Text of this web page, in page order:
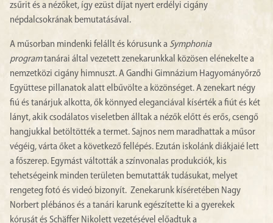
zsűrit és a nézőket, így ezüst díjat nyert erdélyi cigány
népdalcsokrának bemutatásával.
A műsorban mindenki felállt és kórusunk a Symphonia
programtanárai által vezetett zenekarunkkal közösen elénekelte a
nemzetközi cigány himnuszt. A Gandhi Gimnázium Hagyományőrző
Együttese pillanatok alatt elbűvölte a közönséget. A zenekart négy
fiú és tanárjuk alkotta, ők könnyed eleganciával kísérték a fiút és két
lányt, akik csodálatos viseletben álltak a nézők előtt és erős, csengő
hangjukkal betöltötték a termet. Sajnos nem maradhattak a műsor
végéig, várta őket a következő fellépés. Ezután iskolánk diákjaié lett
a főszerep. Egymást váltották a színvonalas produkciók, kis
tehetségeink minden területen bemutatták tudásukat, melyet
rengeteg fotó és videó bizonyít. Zenekarunk kíséretében Nagy
Norbert plébános és a tanári karunk egészítette ki a gyerekek
kórusát és Schäffer Nikolett vezetésével előadtuk a